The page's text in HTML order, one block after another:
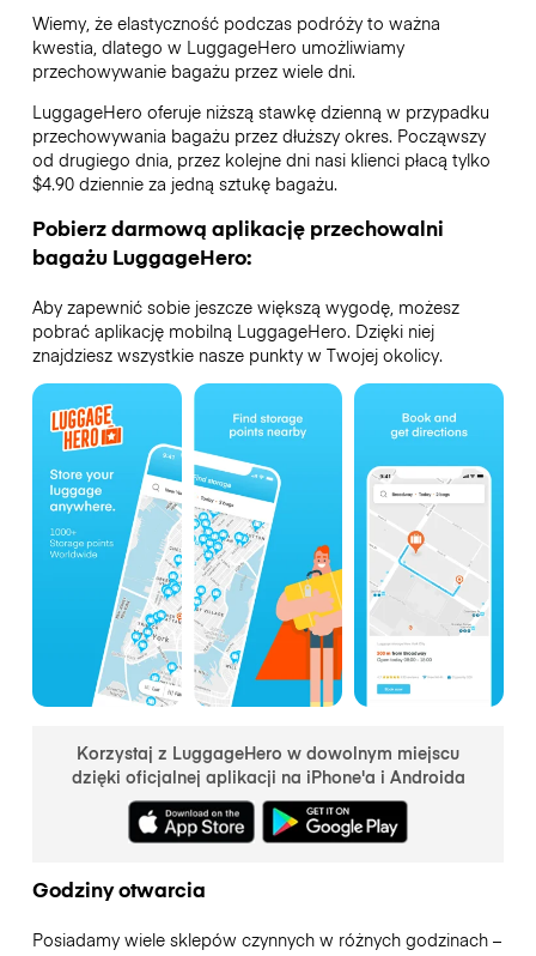
Wiemy, że elastyczność podczas podróży to ważna
kwestia, dlatego w LuggageHero umożliwiamy
przechowywanie bagażu przez wiele dni.
LuggageHero oferuje niższą stawkę dzienną w przypadku
przechowywania bagażu przez dłuższy okres. Począwszy
od drugiego dnia, przez kolejne dni nasi klienci płacą tylko
$4.90 dziennie za jedną sztukę bagażu.
Pobierz darmową aplikację przechowalni
bagażu LuggageHero:
Aby zapewnić sobie jeszcze większą wygodę, możesz
pobrać aplikację mobilną LuggageHero. Dzięki niej
znajdziesz wszystkie nasze punkty w Twojej okolicy.
Korzystaj z LuggageHero w dowolnym miejscu
dzięki oficjalnej aplikacji na iPhone'a i Androida
Godziny otwarcia
Posiadamy wiele sklepów czynnych w różnych godzinach –